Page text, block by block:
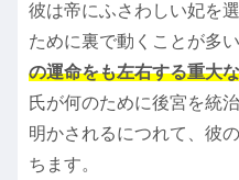
彼は帝にふさわしい妃を
ために裏で動くことが多
の運命をも左右する重大
氏が何のために後宮を統
明かされるにつれて、彼
ちます。